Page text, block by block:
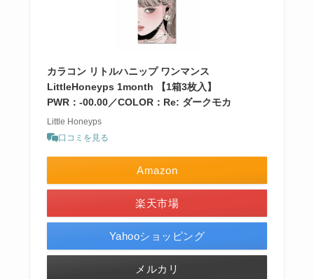
カラコン リトルハニップ ワンマンス
LittleHoneyps 1month 【1箱3枚入】
PWR：-00.00／COLOR：Re: ダークモカ
Little Honeyps
口コミを見る
Amazon
楽天市場
Yahooショッピング
メルカリ